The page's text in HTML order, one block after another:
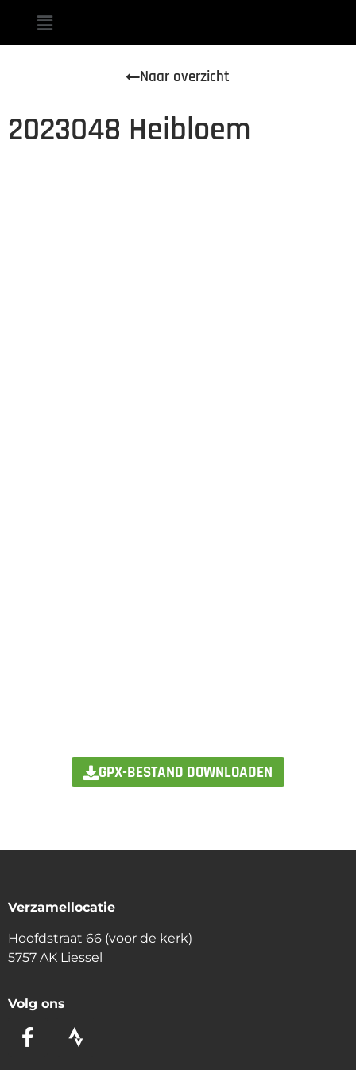
Naar overzicht
2023048 Heibloem
GPX-BESTAND DOWNLOADEN
Verzamellocatie
Hoofdstraat 66 (voor de kerk)
5757 AK Liessel
Volg ons